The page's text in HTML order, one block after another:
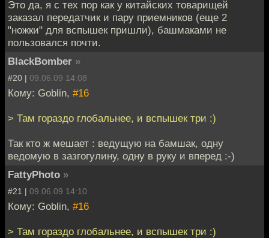
Это да, я с тех пор как у китайских товарищей
заказал передатчик и пару приемников (еще 2
"ножки" для вспышек пришли), башмаками не
пользовался почти.
BlackBomber »
#20 | 09.06.09 14:08
Кому: Goblin, #16
> Там гораздо глобальнее, и вспышек три :)
Так кто ж мешает : ведущую на бамшак, одну
ведомую в зазгогулину, одну в руку и вперед :-)
FattyPhoto »
#21 | 09.06.09 14:10
Кому: Goblin, #16
> Там гораздо глобальнее, и вспышек три :)